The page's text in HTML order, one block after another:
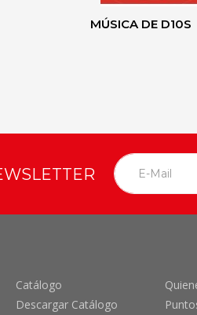
MÚSICA DE D10S
Catálogo
Descargar Catálogo